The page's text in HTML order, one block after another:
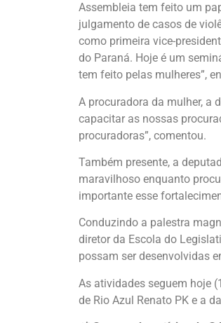
Assembleia tem feito um
julgamento de casos de
como primeira vice-
do Paraná. Hoje é um
tem feito pelas mulheres”,
A procuradora da mulher, a
capacitar as nossas
procuradoras”, comentou.
Também presente, a
maravilhoso enquanto
importante esse
Conduzindo a palestra
diretor da Escola do
possam ser desenvolvidas
As atividades seguem hoje
de Rio Azul Renato PK e a